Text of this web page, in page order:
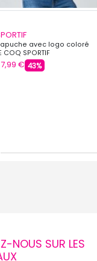
avec logo coloré
COQ SPORTIF
€ 43%
NOUS SUR LES